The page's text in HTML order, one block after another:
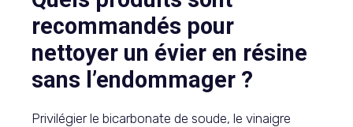
recommandés pour
nettoyer un évier en résine
sans l’endommager ?
Privilégier le bicarbonate de soude, le vinaigre